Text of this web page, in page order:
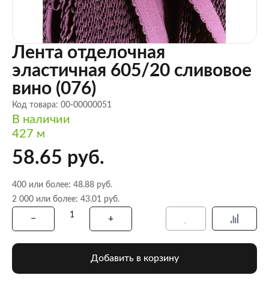
Лента отделочная
эластичная 605/20 сливовое
вино (076)
Код товара: 00-00000051
В наличии
427 м
58.65 руб.
400 или более: 48.88 руб.
2 000 или более: 43.01 руб.
Добавить в корзину